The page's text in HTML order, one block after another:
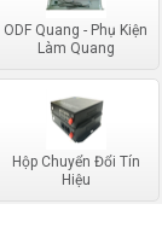
ODF Quang - Phụ Kiện
Làm Quang
Hộp Chuyển Đổi Tín
Hiệu